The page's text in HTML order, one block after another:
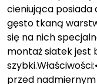
cieniująca posiada
gęsto tkaną
się na nich
montaż siatek jest
przed nadmiernym